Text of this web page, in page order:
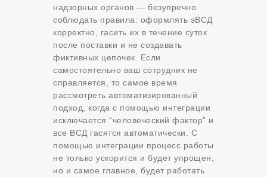
надзорных органов — безупречно
соблюдать правила: оформлять эВСД
корректно, гасить их в течение суток
после поставки и не создавать
фиктивных цепочек. Если
самостоятельно ваш сотрудник не
справляется, то самое время
рассмотреть автоматизированный
подход, когда с помощью интеграции
исключается “человеческий фактор” и
все ВСД гасятся автоматически. С
помощью интеграции процесс работы
не только ускорится и будет упрощен,
но и самое главное, будет работать